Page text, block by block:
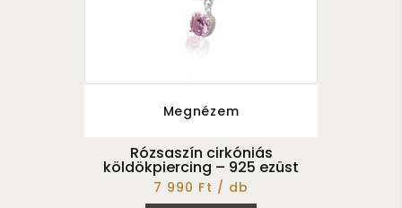
Megnézem
Rózsaszín cirkóniás
köldökpiercing – 925 ezüst
7 990 Ft / db